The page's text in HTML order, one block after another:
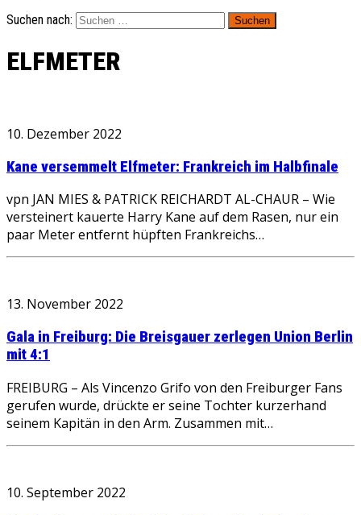
Suchen nach:
ELFMETER
10. Dezember 2022
Kane versemmelt Elfmeter: Frankreich im Halbfinale
vpn JAN MIES & PATRICK REICHARDT AL-CHAUR – Wie
versteinert kauerte Harry Kane auf dem Rasen, nur ein
paar Meter entfernt hüpften Frankreichs…
13. November 2022
Gala in Freiburg: Die Breisgauer zerlegen Union Berlin
mit 4:1
FREIBURG – Als Vincenzo Grifo von den Freiburger Fans
gerufen wurde, drückte er seine Tochter kurzerhand
seinem Kapitän in den Arm. Zusammen mit…
10. September 2022